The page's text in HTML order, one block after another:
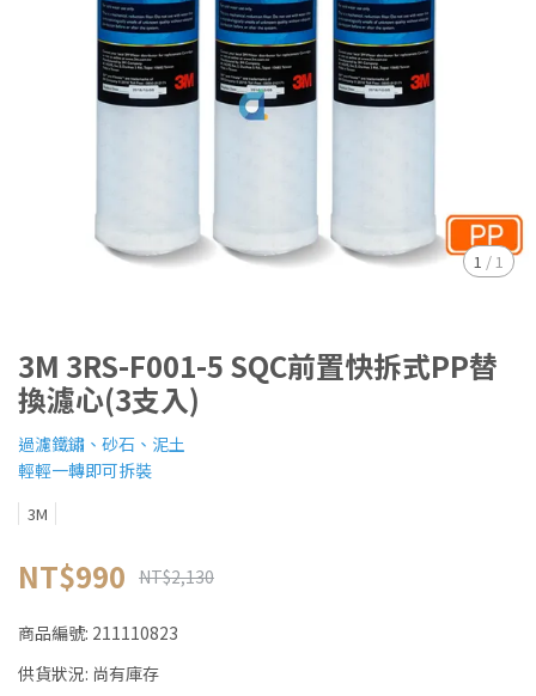
1 / 1
3M 3RS-F001-5 SQC前置快拆式PP替
換濾心(3支入)
過濾鐵鏽、砂石、泥土
輕輕一轉即可拆裝
3M
NT$990 NT$2,130
商品編號: 211110823
供貨狀況: 尚有庫存